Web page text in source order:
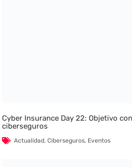
Cyber Insurance Day 22: Objetivo
ciberseguros
Actualidad,Ciberseguros, Eventos